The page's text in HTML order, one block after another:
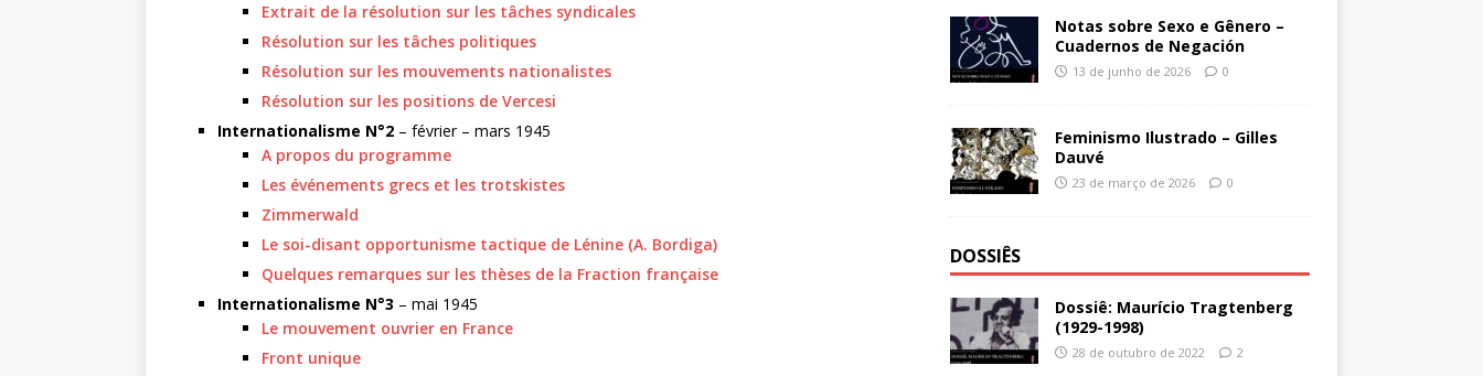
Extrait de la résolution sur les tâches syndicales
Résolution sur les tâches politiques
Résolution sur les mouvements nationalistes
Résolution sur les positions de Vercesi
Internationalisme N°2 – février – mars 1945
A propos du programme
Les événements grecs et les trotskistes
Zimmerwald
Le soi-disant opportunisme tactique de Lénine (A. Bordiga)
Quelques remarques sur les thèses de la Fraction française
Internationalisme N°3 – mai 1945
Le mouvement ouvrier en France
Front unique
Notas sobre Sexo e Gênero –
Cuadernos de Negación
13 de junho de 2026 0
Feminismo Ilustrado – Gilles
Dauvé
23 de março de 2026 0
DOSSIÊS
Dossiê: Maurício Tragtenberg
(1929-1998)
28 de outubro de 2022 2